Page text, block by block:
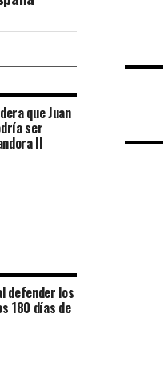
que Juan
ser
II
defender los
180 días de